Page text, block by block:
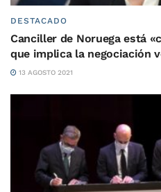
DESTACADO
Canciller de Noruega está
que implica la negociación
13 AGOSTO 2021